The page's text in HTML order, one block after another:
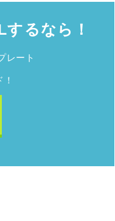
るなら！
レート